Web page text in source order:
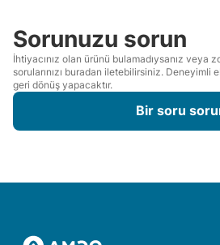
Sorunuzu sorun
İhtiyacınız olan ürünü bulamadıysanız veya
sorularınızı buradan iletebilirsiniz. Deneyimli
geri dönüş yapacaktır.
Bir soru